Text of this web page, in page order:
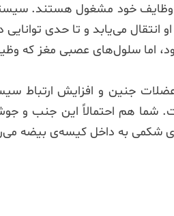
وظایف خود مشغول هستند.
انتقال می‌یابد و تا حدی توانایی
اما سلول‌های عصبی مغز که
جنین و افزایش ارتباط
مواقع فعال است. شما هم
شکمی به داخل کیسه‌ی بیضه